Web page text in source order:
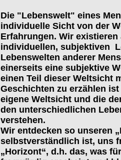
Die "Lebenswelt" eines
individuelle Sicht von der
Erfahrungen. Wir
individuellen, subjektiven
Lebenswelten anderer
einerseits eine subjektive
einen Teil dieser Weltsicht
Geschichten zu erzählen
eigene Weltsicht und die
den unterschiedlichen
verstehen.
Wir entdecken so unseren
selbstverständlich ist, uns
„Horizont“, d.h. das, was